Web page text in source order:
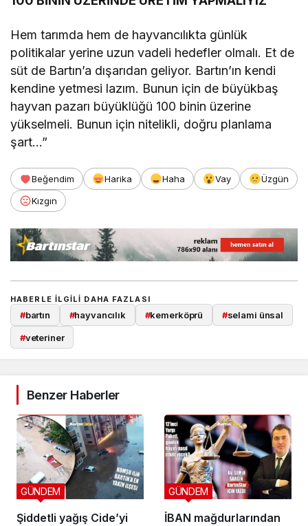
Hem tarımda hem de hayvancılıkta günlük
politikalar yerine uzun vadeli hedefler olmalı. Et de
süt de Bartın’a dışarıdan geliyor. Bartın’ın kendi
kendine yetmesi lazım. Bunun için de büyükbaş
hayvan pazarı büyüklüğü 100 binin üzerine
yükselmeli. Bunun için nitelikli, doğru planlama
şart…”
Beğendim Harika Haha Vay
Üzgün
Kızgın
HABERLE ILGILI DAHA FAZLASI
#bartın #hayvancılık #kemerköprü #selami ünsal
#veteriner
Benzer Haberler
Şiddetli yağış Cide’yi
GÜNDEM
İBAN mağdurlarından
GÜNDEM